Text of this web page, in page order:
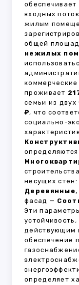
входных
жилым
общей
нежилых
проживает
семьи из двух
₽, что
социально-
несущих стен:
Деревянные
фасад —
Эти
действующим
обеспечение
определяет